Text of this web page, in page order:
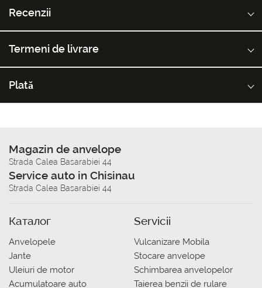
Recenzii
Termeni de livrare
Plată
Magazin de anvelope
Strada Calea Basarabiei 44
Service auto in Chisinau
Strada Calea Basarabiei 44
Каталог
Anvelopele
Jante
Uleiuri de motor
Acumulatoare auto
Servicii
Vulcanizare Mobila
Stocare anvelope
Schimbarea anvelopelor
Taierea benzii de rulare